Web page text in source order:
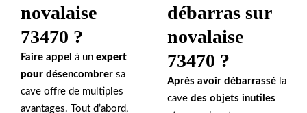
novalaise
73470 ?
Faire appel à un expert
pour désencombrer sa
cave offre de multiples
avantages. Tout d’abord,
débarras sur
novalaise
73470 ?
Après avoir débarrassé la
cave des objets inutiles